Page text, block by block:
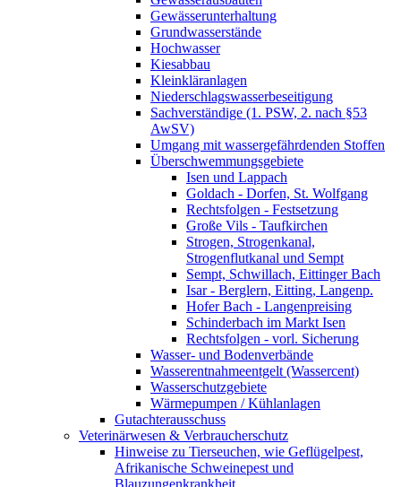
Gewässerunterhaltung
Grundwasserstände
Hochwasser
Kiesabbau
Kleinkläranlagen
Niederschlagswasserbeseitigung
Sachverständige (1. PSW, 2. nach §53
AwSV)
Umgang mit wassergefährdenden Stoffen
Überschwemmungsgebiete
Isen und Lappach
Goldach - Dorfen, St. Wolfgang
Rechtsfolgen - Festsetzung
Große Vils - Taufkirchen
Strogen, Strogenkanal,
Strogenflutkanal und Sempt
Sempt, Schwillach, Eittinger Bach
Isar - Berglern, Eitting, Langenp.
Hofer Bach - Langenpreising
Schinderbach im Markt Isen
Rechtsfolgen - vorl. Sicherung
Wasser- und Bodenverbände
Wasserentnahmeentgelt (Wassercent)
Wasserschutzgebiete
Wärmepumpen / Kühlanlagen
Gutachterausschuss
Veterinärwesen & Verbraucherschutz
Hinweise zu Tierseuchen, wie Geflügelpest,
Afrikanische Schweinepest und
Blauzungenkrankheit